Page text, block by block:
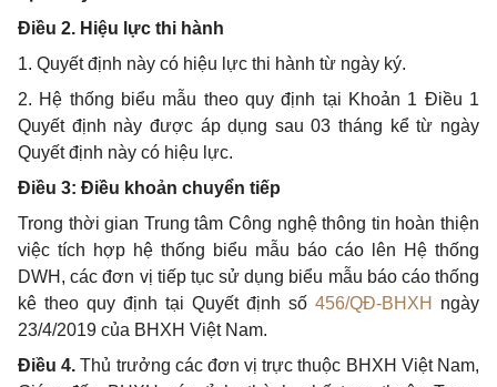
Điều 2. Hiệu lực thi hành
1. Quyết định này có hiệu lực thi hành từ ngày ký.
2. Hệ thống biểu mẫu theo quy định tại Khoản 1 Điều 1
Quyết định này được áp dụng sau 03 tháng kểtừ ngày
Quyết định này có hiệu lực.
Điều 3: Điều khoản chuyển tiếp
Trong thời gian Trung tâm Công nghệ thông tin hoàn thiện
việc tích hợp hệ thống biểu mẫu báo cáo lên Hệ thống
DWH, các đơn vị tiếp tục sử dụng biểu mẫu báo cáo thống
kê theo quy định tại Quyết định số 456/QĐ-BHXH
ngày
23/4/2019 của BHXH Việt Nam.
Điều 4.Thủ trưởng các đơn vị trực thuộc BHXH Việt Nam,